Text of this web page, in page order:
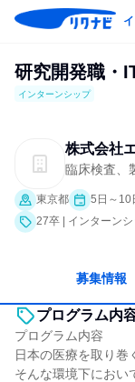
研究開発職・
インターンシップ
株式会社
臨床検査、
東京都 5日～10
27卒 | インターン
募集情報
プログラム内
プログラム内容
日本の医療を取り巻
そんな環境下におい